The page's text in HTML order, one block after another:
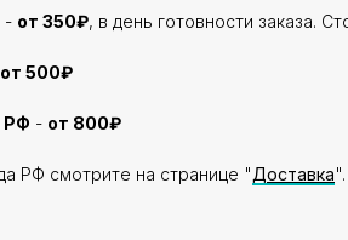
- от 350₽, в день готовности заказа.
от 500₽
РФ - от 800₽
РФ смотрите на странице "Доставка".